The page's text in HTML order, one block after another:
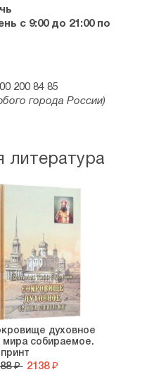
с 9:00 до 21:00 по
200 84 85
города России)
литература
духовное
мира собираемое.
₽ 2138 ₽